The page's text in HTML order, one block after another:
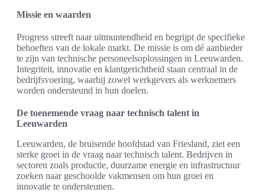
Missie en waarden
Progress streeft naar uitmuntendheid en begrijpt de specifieke
behoeften van de lokale markt. De missie is om dé aanbieder
te zijn van technische personeelsoplossingen in Leeuwarden.
Integriteit, innovatie en klantgerichtheid staan centraal in de
bedrijfsvoering, waarbij zowel werkgevers als werknemers
worden ondersteund in hun doelen.
De toenemende vraag naar technisch talent in
Leeuwarden
Leeuwarden, de bruisende hoofdstad van Friesland, ziet een
sterke groei in de vraag naar technisch talent. Bedrijven in
sectoren zoals productie, duurzame energie en infrastructuur
zoeken naar geschoolde vakmensen om hun groei en
innovatie te ondersteunen.